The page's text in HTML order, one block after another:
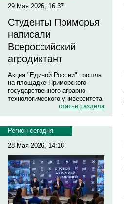
29 Мая 2026, 16:37
Студенты Приморья
написали
Всероссийский
агродиктант
Акция "Единой России" прошла
на площадке Приморского
государственного аграрно-
технологического университета
статьи раздела
Регион сегодня
28 Мая 2026, 14:16